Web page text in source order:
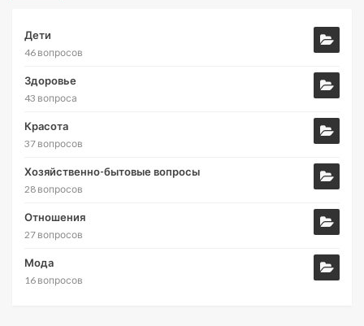
Дети
46 вопросов
Здоровье
43 вопроса
Красота
37 вопросов
Хозяйственно-бытовые вопросы
28 вопросов
Отношения
27 вопросов
Мода
16 вопросов